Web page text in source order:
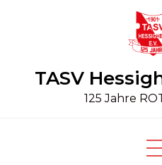
TASV
125 Jahre